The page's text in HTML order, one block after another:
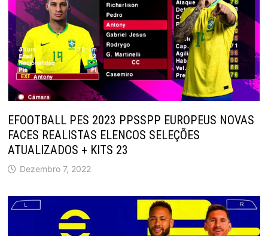
EFOOTBALL PES 2023 PPSSPP EUROPEUS NOVAS
FACES REALISTAS ELENCOS SELEÇÕES
ATUALIZADOS + KITS 23
Dezembro 7, 2022